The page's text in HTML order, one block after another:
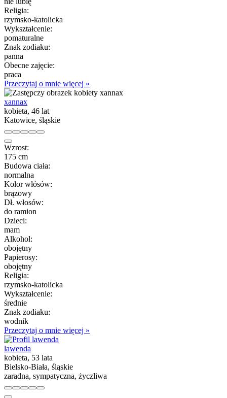
Religia:
rzymsko-katolicka
Wykształcenie:
pomaturalne
Znak zodiaku:
panna
Obecne zajęcie:
praca
Przeczytaj o mnie więcej »
xannax
kobieta, 46 lat
Katowice, śląskie
Wzrost:
175 cm
Budowa ciała:
normalna
Kolor włósów:
brązowy
Dł. włosów:
do ramion
Dzieci:
mam
Alkohol:
obojętny
Papierosy:
obojętny
Religia:
rzymsko-katolicka
Wykształcenie:
średnie
Znak zodiaku:
wodnik
Przeczytaj o mnie więcej »
lawenda
kobieta, 53 lata
Bielsko-Biała, śląskie
zaradna, sympatyczna, życzliwa